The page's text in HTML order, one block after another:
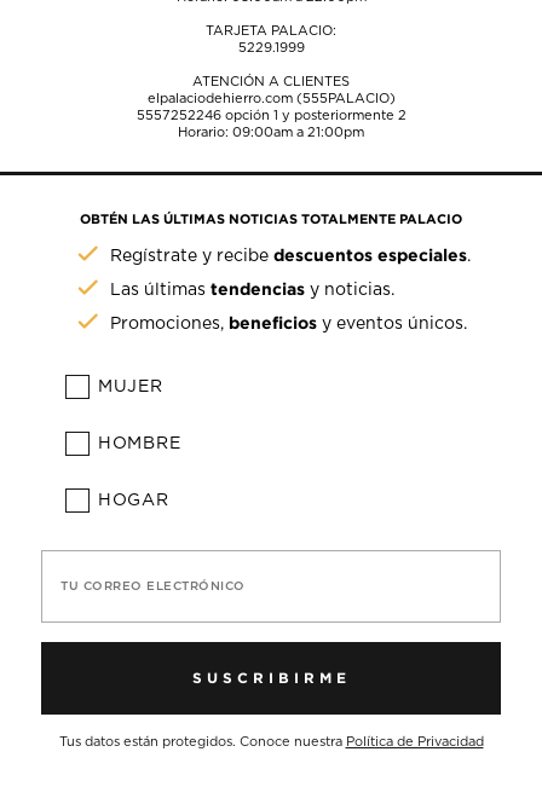
TARJETA PALACIO:
5229.1999
ATENCIÓN A CLIENTES
elpalaciodehierro.com (555PALACIO)
5557252246opción 1 y posteriormente 2
Horario: 09:00am a 21:00pm
OBTÉN LAS ÚLTIMAS NOTICIAS TOTALMENTE PALACIO
Regístrate y recibedescuentos especiales.
Las últimastendencias y noticias.
Promociones, beneficios y eventos únicos.
MUJER
HOMBRE
HOGAR
TU CORREO ELECTRÓNICO
SUSCRIBIRME
Tus datos están protegidos. Conoce nuestra Política de Privacidad